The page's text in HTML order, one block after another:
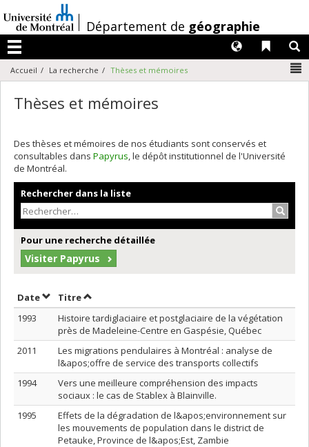
au
contenu
/Département de géographie
Menu
Liens
Langues
Accueil La recherche Thèses et mémoires
Thèses et mémoires
Des thèses et mémoires de nos étudiants sont conservés et
consultables dans Papyrus, le dépôt institutionnel de l'Université
de Montréal.
Rechercher dans la liste
Pour une recherche détaillée
Visiter Papyrus
DateTrier par date en ordre décroissant
TitreTrier par titre en ordre décroissant
1993
Histoire tardiglaciaire et postglaciaire de la végétation
près de Madeleine-Centre en Gaspésie, Québec
2011
Les migrations pendulaires à Montréal : analyse de
l&apos;offre de service des transports collectifs
1994
Vers une meilleure compréhension des impacts
sociaux : le cas de Stablex à Blainville.
1995
Effets de la dégradation de l&apos;environnement sur
les mouvements de population dans le district de
Petauke, Province de l&apos;Est, Zambie